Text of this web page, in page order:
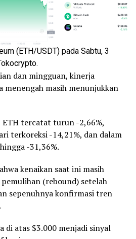
(ETH/USDT) pada Sabtu, 3
dan mingguan, kinerja
menengah masih menunjukkan
ETH tercatat turun -2,66%,
terkoreksi -14,21%, dan dalam
-31,36%.
kenaikan saat ini masih
(rebound) setelah
sepenuhnya konfirmasi tren
di atas $3.000 menjadi sinyal